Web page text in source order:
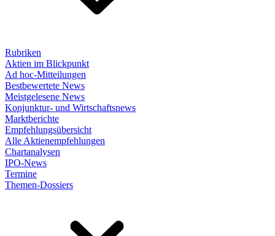
Rubriken
Aktien im Blickpunkt
Ad hoc-Mitteilungen
Bestbewertete News
Meistgelesene News
Konjunktur- und Wirtschaftsnews
Marktberichte
Empfehlungsübersicht
Alle Aktienempfehlungen
Chartanalysen
IPO-News
Termine
Themen-Dossiers